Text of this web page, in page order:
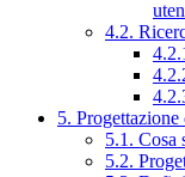
4.2.
5. Progettazione
5.1. Cosa
5.2.